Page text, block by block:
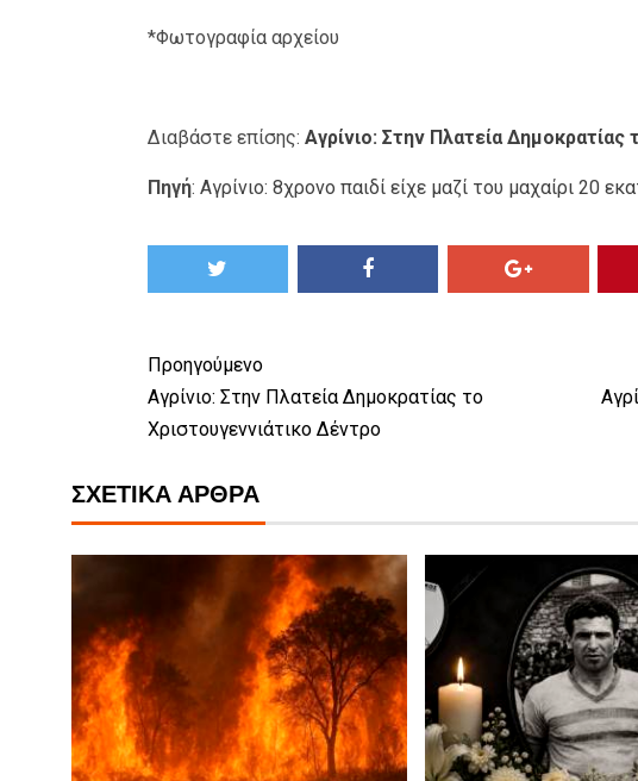
*Φωτογραφία αρχείου
Διαβάστε επίσης: Αγρίνιο: Στην Πλατεία Δημοκρατίας
Πηγή: Αγρίνιο: 8χρονο παιδί είχε μαζί του μαχαίρι 20
Προηγούμενο
Αγρίνιο: Στην Πλατεία Δημοκρατίας το
Χριστουγεννιάτικο Δέντρο
ΣΧΕΤΙΚΆ ΆΡΘΡΑ